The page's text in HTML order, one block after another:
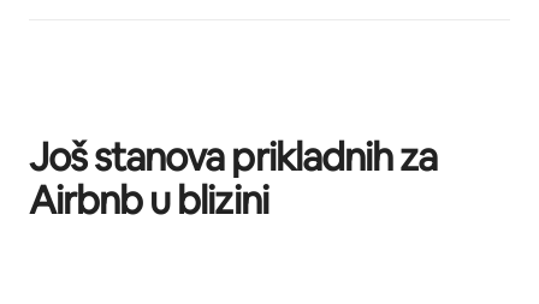
Još stanova prikladnih za
Airbnb u blizini